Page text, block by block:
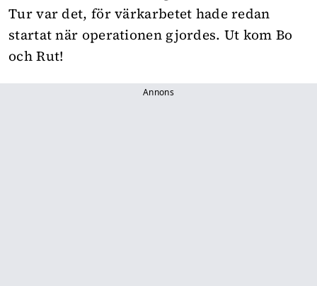
Tur var det, för värkarbetet hade redan
startat när operationen gjordes. Ut kom Bo
och Rut!
Annons